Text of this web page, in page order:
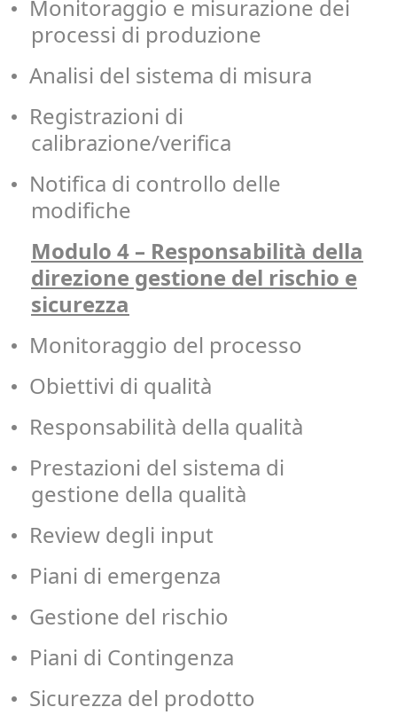
• Monitoraggio e misurazione dei
processi di produzione
• Analisi del sistema di misura
• Registrazioni di
calibrazione/verifica
• Notifica di controllo delle
modifiche
Modulo 4 – Responsabilità della
direzione gestione del rischio e
sicurezza
• Monitoraggio del processo
• Obiettivi di qualità
• Responsabilità della qualità
• Prestazioni del sistema di
gestione della qualità
• Review degli input
• Piani di emergenza
• Gestione del rischio
• Piani di Contingenza
• Sicurezza del prodotto